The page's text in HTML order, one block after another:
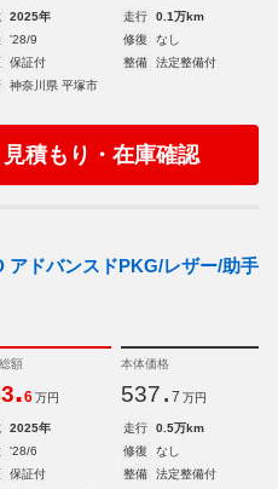
2025年 走行
0.1万km
'28/9 修復
なし
保証付 整備
法定整備付
神奈川県 平塚市
見積もり・在庫確認
アドバンスドPKG/レザー/助手
額
.6 万円
本体価格
537. 7 万円
2025年 走行
0.5万km
'28/6 修復
なし
保証付 整備
法定整備付